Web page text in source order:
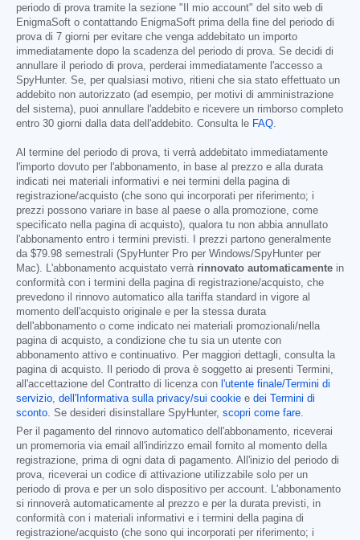
periodo di prova tramite la sezione "Il mio account" del sito web di
EnigmaSoft o contattando EnigmaSoft prima della fine del periodo di
prova di 7 giorni per evitare che venga addebitato un importo
immediatamente dopo la scadenza del periodo di prova. Se decidi di
annullare il periodo di prova, perderai immediatamente l'accesso a
SpyHunter. Se, per qualsiasi motivo, ritieni che sia stato effettuato un
addebito non autorizzato (ad esempio, per motivi di amministrazione
del sistema), puoi annullare l'addebito e ricevere un rimborso completo
entro 30 giorni dalla data dell'addebito. Consulta le FAQ.
Al termine del periodo di prova, ti verrà addebitato immediatamente
l'importo dovuto per l'abbonamento, in base al prezzo e alla durata
indicati nei materiali informativi e nei termini della pagina di
registrazione/acquisto (che sono qui incorporati per riferimento; i
prezzi possono variare in base al paese o alla promozione, come
specificato nella pagina di acquisto), qualora tu non abbia annullato
l'abbonamento entro i termini previsti. I prezzi partono generalmente
da $79.98 semestrali (SpyHunter Pro per Windows/SpyHunter per
Mac). L'abbonamento acquistato verrà rinnovato automaticamente in
conformità con i termini della pagina di registrazione/acquisto, che
prevedono il rinnovo automatico alla tariffa standard in vigore al
momento dell'acquisto originale e per la stessa durata
dell'abbonamento o come indicato nei materiali promozionali/nella
pagina di acquisto, a condizione che tu sia un utente con
abbonamento attivo e continuativo. Per maggiori dettagli, consulta la
pagina di acquisto. Il periodo di prova è soggetto ai presenti Termini,
all'accettazione del Contratto di licenza con l'utente finale/Termini di
servizio, dell'Informativa sulla privacy/sui cookie e dei Termini di
sconto. Se desideri disinstallare SpyHunter, scopri come fare.
Per il pagamento del rinnovo automatico dell'abbonamento, riceverai
un promemoria via email all'indirizzo email fornito al momento della
registrazione, prima di ogni data di pagamento. All'inizio del periodo di
prova, riceverai un codice di attivazione utilizzabile solo per un
periodo di prova e per un solo dispositivo per account. L'abbonamento
si rinnoverà automaticamente al prezzo e per la durata previsti, in
conformità con i materiali informativi e i termini della pagina di
registrazione/acquisto (che sono qui incorporati per riferimento; i